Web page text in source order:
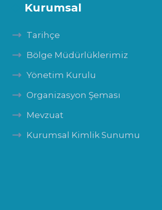
Kurumsal
Tarihçe
Bölge Müdürlüklerimiz
Yönetim Kurulu
Organizasyon Şeması
Mevzuat
Kurumsal Kimlik Sunumu